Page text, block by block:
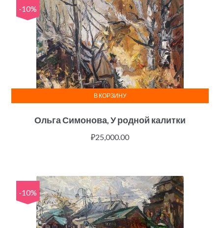
-10%
Ольга Симонова, У родной калитки
₽25,000.00
В КОРЗИНУ
-10%